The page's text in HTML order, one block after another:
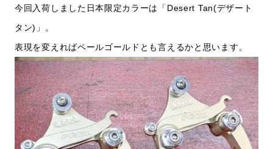
今回入荷しました日本限定カラーは「Desert Tan(デザート
タン)」。
表現を変えればペールゴールドとも言えるかと思います。